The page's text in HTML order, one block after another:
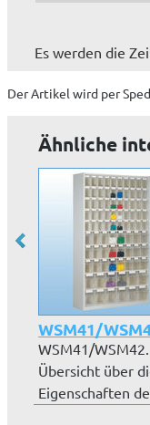
Es werden die
Der Artikel wird per
Ähnliche
WSM41/
WSM41/WSM42.
Übersicht über
Eigenschaften